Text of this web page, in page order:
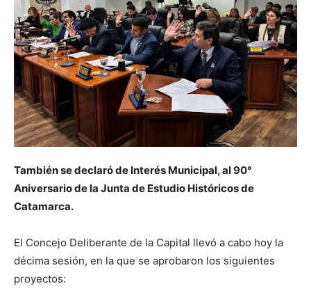
También se declaró de Interés Municipal, al 90°
Aniversario de la Junta de Estudio Históricos de
Catamarca.
El Concejo Deliberante de la Capital llevó a cabo hoy la
décima sesión, en la que se aprobaron los siguientes
proyectos: